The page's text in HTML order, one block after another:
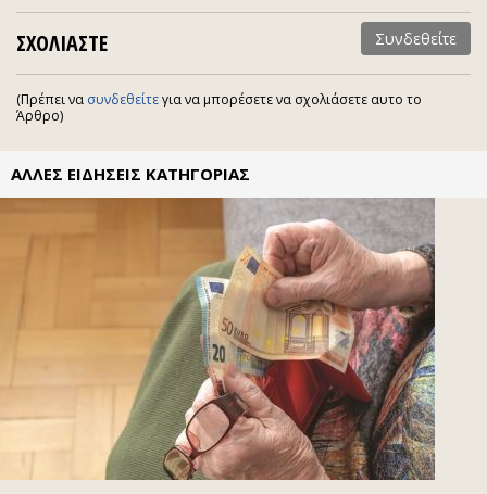
ΣΧΟΛΙΑΣΤΕ Συνδεθείτε
(Πρέπει να συνδεθείτεγια να μπορέσετε να σχολιάσετε αυτο το
Άρθρο)
ΑΛΛΕΣ ΕΙΔΗΣΕΙΣ ΚΑΤΗΓΟΡΙΑΣ